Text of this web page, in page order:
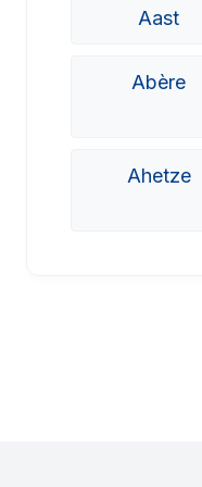
Aast
Abère
Ahetze